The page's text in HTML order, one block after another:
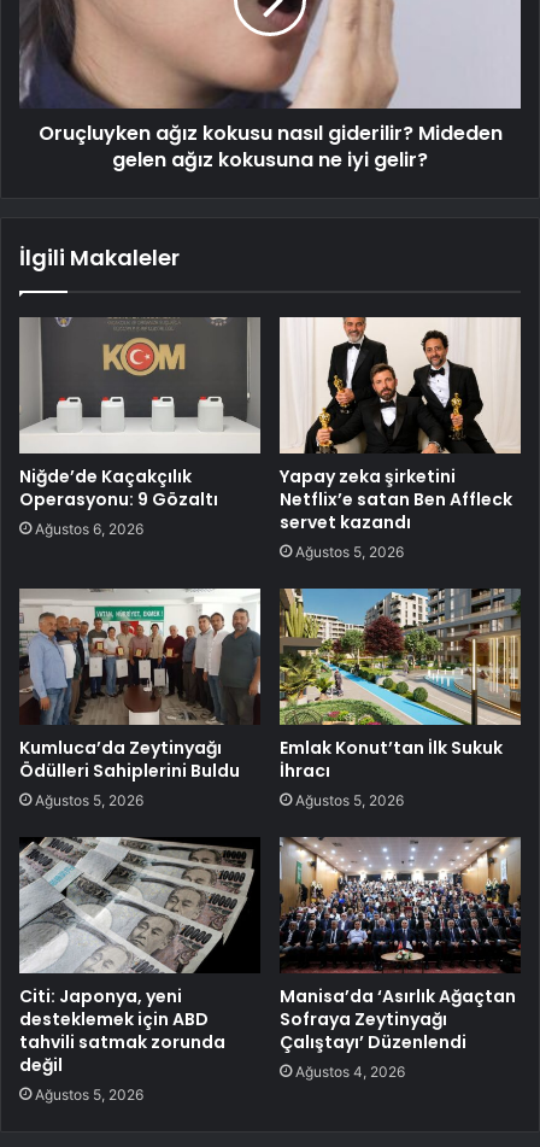
Oruçluyken ağız kokusu nasıl giderilir? Mideden
gelen ağız kokusuna ne iyi gelir?
İlgili Makaleler
Niğde’de Kaçakçılık
Operasyonu: 9 Gözaltı
Ağustos 6, 2026
Yapay zeka şirketini
Netflix’e satan Ben Affleck
servet kazandı
Ağustos 5, 2026
Kumluca’da Zeytinyağı
Ödülleri Sahiplerini Buldu
Ağustos 5, 2026
Emlak Konut’tan İlk Sukuk
İhracı
Ağustos 5, 2026
Citi: Japonya, yeni
desteklemek için ABD
tahvili satmak zorunda
değil
Ağustos 5, 2026
Manisa’da ‘Asırlık Ağaçtan
Sofraya Zeytinyağı
Çalıştayı’ Düzenlendi
Ağustos 4, 2026